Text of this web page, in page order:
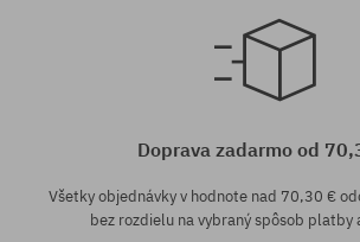
Dostupné
Doprava zadarmo od
Všetky objednávky v hodnote nad 70,30 €
bez rozdielu na vybraný spôsob platby